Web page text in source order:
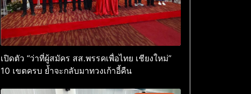
เปิดตัว “ว่าที่ผู้สมัคร สส.พรรคเพื่อไทย เชียงใหม่”
10 เขตครบ ย้ำจะกลับมาทวงเก้าอี้คืน